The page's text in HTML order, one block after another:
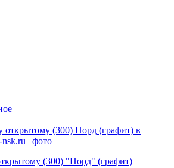
(300) "Норд" (графит)